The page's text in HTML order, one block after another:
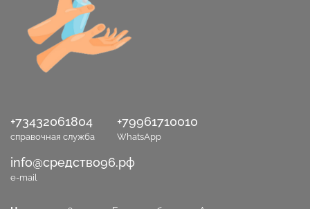
+73432061804
справочная служба
+79961710010
WhatsApp
info@средство96.рф
e-mail